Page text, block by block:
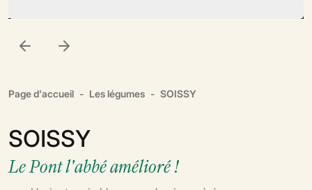
Page d'accueil Les légumes SOISSY
SOISSY
Le Pont l'abbé amélioré !